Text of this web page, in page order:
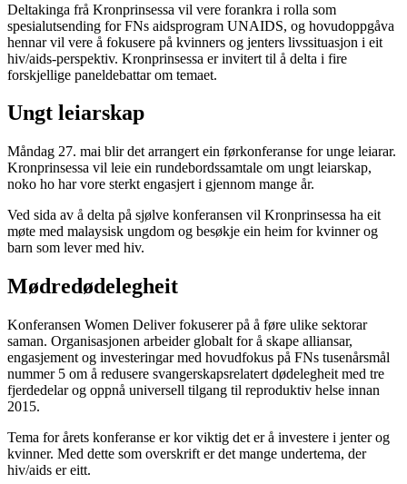
Deltakinga frå Kronprinsessa vil vere forankra i rolla som
spesialutsending for FNs aidsprogram UNAIDS, og hovudoppgåva
hennar vil vere å fokusere på kvinners og jenters livssituasjon i eit
hiv/aids-perspektiv. Kronprinsessa er invitert til å delta i fire
forskjellige paneldebattar om temaet.
Ungt leiarskap
Måndag 27. mai blir det arrangert ein førkonferanse for unge leiarar.
Kronprinsessa vil leie ein rundebordssamtale om ungt leiarskap,
noko ho har vore sterkt engasjert i gjennom mange år.
Ved sida av å delta på sjølve konferansen vil Kronprinsessa ha eit
møte med malaysisk ungdom og besøkje ein heim for kvinner og
barn som lever med hiv.
Mødredødelegheit
Konferansen Women Deliver fokuserer på å føre ulike sektorar
saman. Organisasjonen arbeider globalt for å skape alliansar,
engasjement og investeringar med hovudfokus på FNs tusenårsmål
nummer 5 om å redusere svangerskapsrelatert dødelegheit med tre
fjerdedelar og oppnå universell tilgang til reproduktiv helse innan
2015.
Tema for årets konferanse er kor viktig det er å investere i jenter og
kvinner. Med dette som overskrift er det mange undertema, der
hiv/aids er eitt.